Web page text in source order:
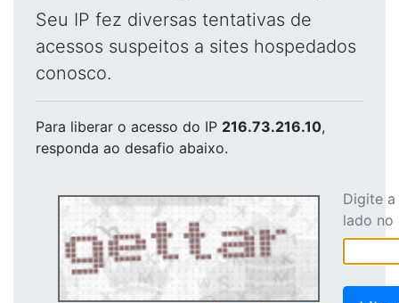
Seu IP fez diversas tentativas de
acessos suspeitos a sites hospedados
conosco.
Para liberar o acesso do IP 216.73.216.10,
responda ao desafio abaixo.
Digite
lado no